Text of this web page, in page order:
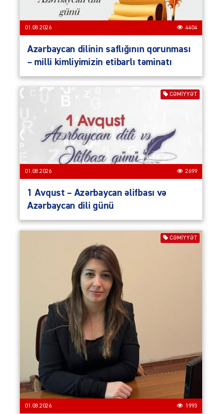
01.08.2026 4404
Azərbaycan dilinin saflığının qorunması
– milli kimliyimizin etibarlı təminatı
CƏMIYYƏT
01.08.2026 2699
1 Avqust – Azərbaycan əlifbası və
Azərbaycan dili günü
CƏMIYYƏT
01.08.2026 1993